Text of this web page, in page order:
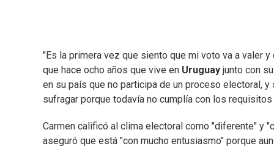
"Es la primera vez que siento que mi voto va a valer
que hace ocho años que vive en Uruguay junto con
en su país que no participa de un proceso electoral,
sufragar porque todavía no cumplía con los
Carmen calificó al clima electoral como "diferente" y
aseguró que está "con mucho entusiasmo" porque